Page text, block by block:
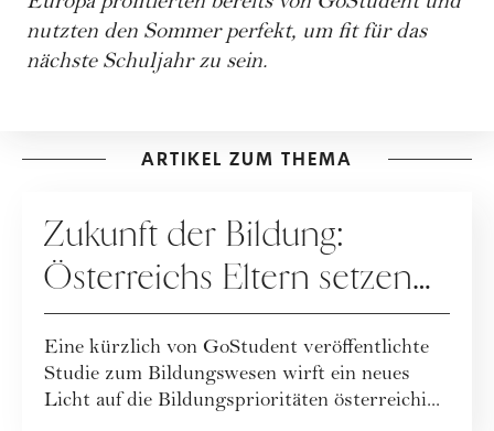
nutzten den Sommer perfekt, um fit für das
nächste Schuljahr zu sein.
ARTIKEL ZUM THEMA
Zukunft der Bildung:
Österreichs Eltern setzen
auf KI, während Kinder
mentale Gesundheit und
Nachhaltigkeit fordern
Eine kürzlich von GoStudent veröffentlichte
Studie zum Bildungswesen wirft ein neues
Licht auf die Bildungsprioritäten österreichi...